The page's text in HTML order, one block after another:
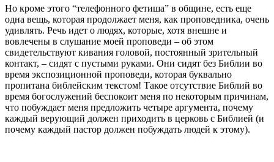
Но кроме этого “телефонного фетиша” в общине, есть еще
одна вещь, которая продолжает меня, как проповедника, очень
удивлять. Речь идет о людях, которые, хотя внешне и
вовлечены в слушание моей проповеди – об этом
свидетельствуют кивания головой, постоянный зрительный
контакт, – сидят с пустыми руками. Они сидят без Библии во
время экспозиционной проповеди, которая буквально
пропитана библейским текстом! Такое отсутствие Библий во
время богослужений беспокоит меня по некоторым причинам,
что побуждает меня предложить четыре аргумента, почему
каждый верующий должен приходить в церковь с Библией (и
почему каждый пастор должен побуждать людей к этому).